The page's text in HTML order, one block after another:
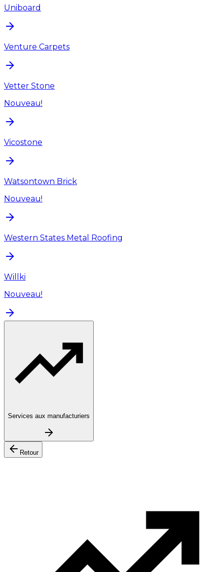
Uniboard
Venture Carpets
Vetter Stone
Nouveau!
Vicostone
Watsontown Brick
Nouveau!
Western States Metal Roofing
Willki
Nouveau!
Services aux manufacturiers
Retour